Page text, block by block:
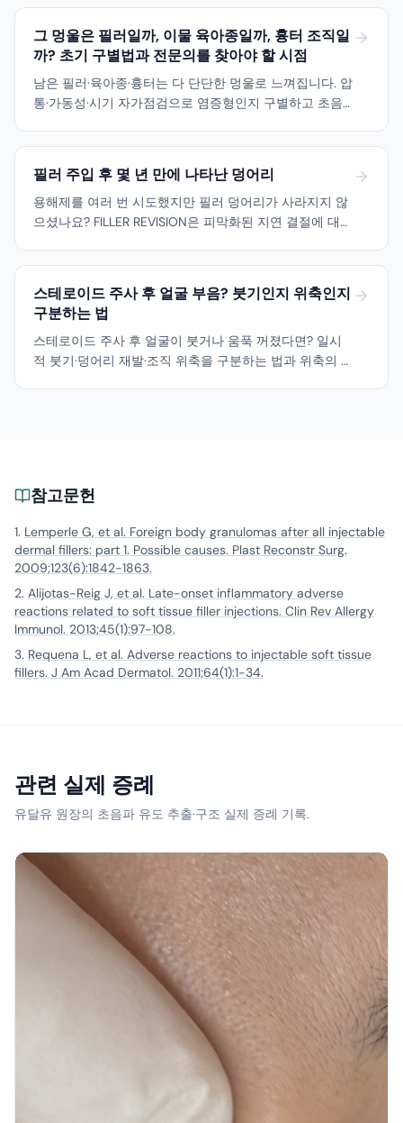
그 멍울은 필러일까, 이물 육아종일까, 흉터 조직일
까? 초기 구별법과 전문의를 찾아야 할 시점
남은 필러·육아종·흉터는 다 단단한 멍울로 느껴집니다. 압
통·가동성·시기 자가점검으로 염증형인지 구별하고 초음
필러 주입 후 몇 년 만에 나타난 덩어리
용해제를 여러 번 시도했지만 필러 덩어리가 사라지지 않
으셨나요? FILLER REVISION은 피막화된 지연 결절에 대해
스테로이드 주사 후 얼굴 부음? 붓기인지 위축인지
구분하는 법
스테로이드 주사 후 얼굴이 붓거나 움푹 꺼졌다면? 일시
적 붓기·덩어리 재발·조직 위축을 구분하는 법과 위축의 실
참고문헌
Lemperle G, et al. Foreign body granulomas after all injectable
dermal fillers: part 1. Possible causes. Plast Reconstr Surg.
2009;123(6):1842-1863.
Alijotas-Reig J, et al. Late-onset inflammatory adverse
reactions related to soft tissue filler injections. Clin Rev Allergy
Immunol. 2013;45(1):97-108.
Requena L, et al. Adverse reactions to injectable soft tissue
fillers. J Am Acad Dermatol. 2011;64(1):1-34.
관련 실제 증례
유달유 원장의 초음파 유도 추출·구조 실제 증례 기록.